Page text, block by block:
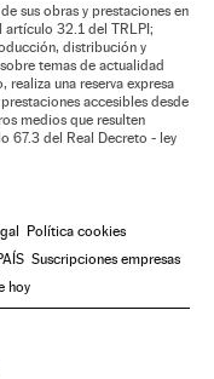
sus obras y prestaciones en
artículo 32.1 del TRLPI;
distribución y
temas de actualidad
realiza una reserva expresa
accesibles desde
medios que resulten
67.3 del Real Decreto - ley
Política cookies
Suscripciones empresas
hoy